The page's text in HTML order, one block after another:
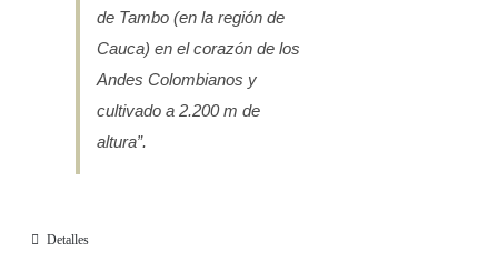
de Tambo (en la región de
Cauca) en el corazón de los
Andes Colombianos y
cultivado a 2.200 m de
altura”.
Detalles